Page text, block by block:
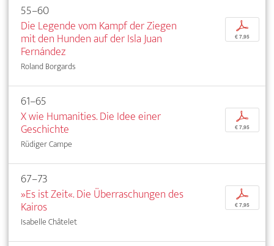
55–60
Die Legende vom Kampf der Ziegen
mit den Hunden auf der Isla Juan
Fernández
Roland Borgards
p
€ 7,95
61–65
X wie Humanities. Die Idee einer
Geschichte
Rüdiger Campe
p
€ 7,95
67–73
»Es ist Zeit«. Die Überraschungen des
Kairos
Isabelle Châtelet
p
€ 7,95